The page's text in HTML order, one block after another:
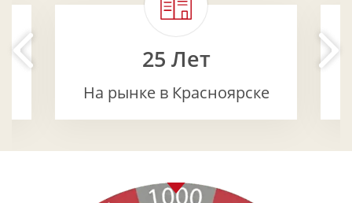
25 Лет
На рынке в Красноярске